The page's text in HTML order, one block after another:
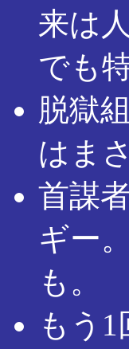
来は
でも
脱獄
はま
首謀
ギー
も。
もう